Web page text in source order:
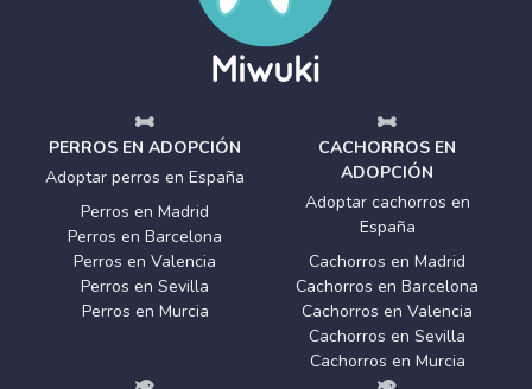
PERROS EN ADOPCIÓN
Adoptar perros en España
Perros en Madrid
Perros en Barcelona
Perros en Valencia
Perros en Sevilla
Perros en Murcia
CACHORROS EN
ADOPCIÓN
Adoptar cachorros en
España
Cachorros en Madrid
Cachorros en Barcelona
Cachorros en Valencia
Cachorros en Sevilla
Cachorros en Murcia